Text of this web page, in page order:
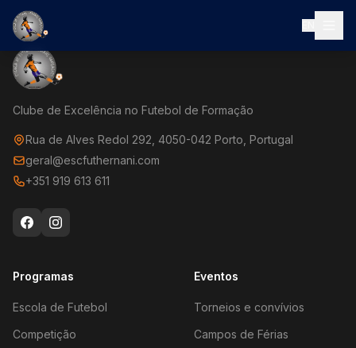
Clube de Excelência no Futebol de Formação
Rua de Alves Redol 292, 4050-042 Porto, Portugal
geral@escfuthernani.com
+351 919 613 611
Programas
Escola de Futebol
Competição
Eventos
Torneios e convívios
Campos de Férias